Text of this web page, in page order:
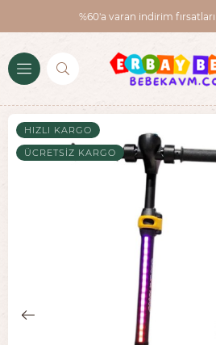
%60'a varan indirim
HIZLI KARGO
ÜCRETSIZ KARGO